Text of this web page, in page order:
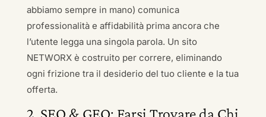
abbiamo sempre in mano) comunica
professionalità e affidabilità prima ancora che
l’utente legga una singola parola. Un sito
NETWORX è costruito per correre, eliminando
ogni frizione tra il desiderio del tuo cliente e la tua
offerta.